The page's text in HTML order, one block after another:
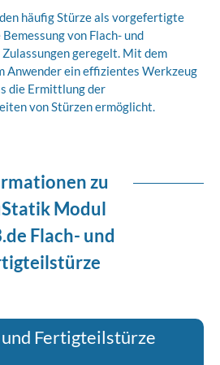
häufig Stürze als vorgefertigte
von Flach- und
geregelt. Mit dem
Anwender ein effizientes Werkzeug
die Ermittlung der
von Stürzen ermöglicht.
zu
Modul
Flach- und
Fertigteilstürze